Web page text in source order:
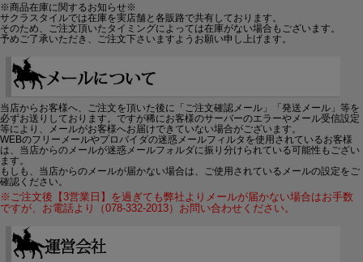
※商品在庫に関するお知らせ※
サクラスタイルでは在庫を実店舗と各販路で共有しております。
そのため、ご注文頂いたタイミングによっては在庫がない場合もございます。
予めご了承いただき、ご注文下さいますようお願い申し上げます。
当店からお客様へ、ご注文を頂いた後に「ご注文確認メール」「発送メール」等を
必ずお送りしております。ですが稀にお客様のサーバーのエラーやメール受信設定
等により、メールがお客様へお届けできていない場合がございます。
WEBのフリーメールやプロバイダの迷惑メールフィルタを使用されているお客様
は、当店からのメールが迷惑メールフォルダに振り分けられている可能性もござい
ます。
もしも、当店からのメールが届かない場合は、ご使用されているメールの設定をご
確認ください。
※ご注文後【3営業日】を過ぎても弊社よりメールが届かない場合はお手数
ですが、お電話より（078-332-2013）お問い合わせください。